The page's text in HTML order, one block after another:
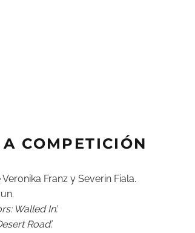
COMPETICIÓN
Veronika Franz y Severin Fiala.
Walled In’.
Road’.